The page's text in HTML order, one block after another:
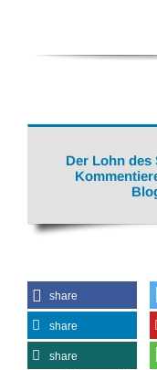
Der Lohn des
share
share
share